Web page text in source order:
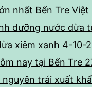
nhất Bến Tre Việt
dưỡng nước dừa
xiêm xanh 4-10-
nay tại Bến Tre
nguyên trái xuất